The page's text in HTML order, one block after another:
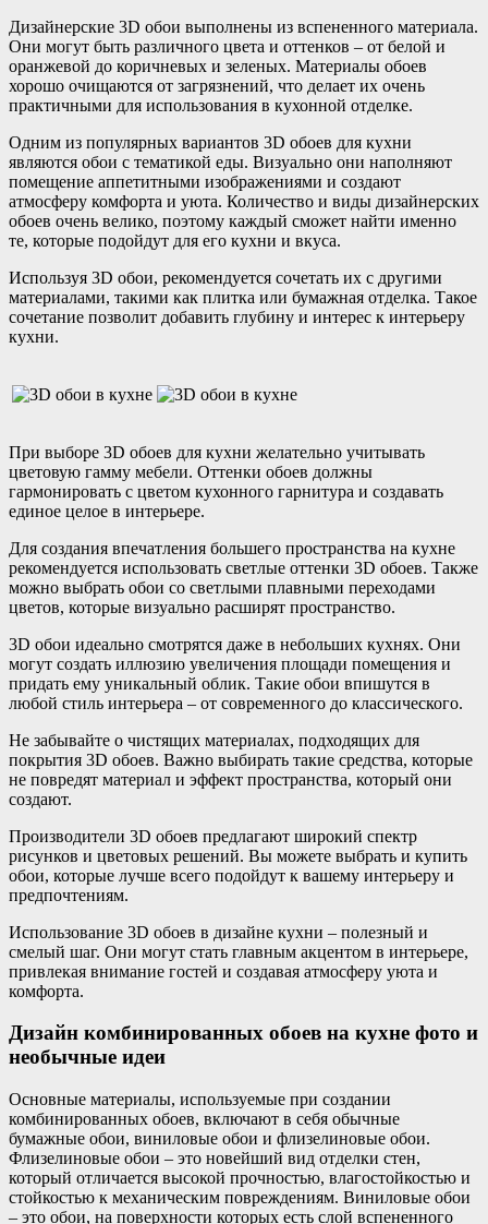
Дизайнерские 3D обои выполнены из вспененного материала.
Они могут быть различного цвета и оттенков – от белой и
оранжевой до коричневых и зеленых. Материалы обоев
хорошо очищаются от загрязнений, что делает их очень
практичными для использования в кухонной отделке.
Одним из популярных вариантов 3D обоев для кухни
являются обои с тематикой еды. Визуально они наполняют
помещение аппетитными изображениями и создают
атмосферу комфорта и уюта. Количество и виды дизайнерских
обоев очень велико, поэтому каждый сможет найти именно
те, которые подойдут для его кухни и вкуса.
Используя 3D обои, рекомендуется сочетать их с другими
материалами, такими как плитка или бумажная отделка. Такое
сочетание позволит добавить глубину и интерес к интерьеру
кухни.
При выборе 3D обоев для кухни желательно учитывать
цветовую гамму мебели. Оттенки обоев должны
гармонировать с цветом кухонного гарнитура и создавать
единое целое в интерьере.
Для создания впечатления большего пространства на кухне
рекомендуется использовать светлые оттенки 3D обоев. Также
можно выбрать обои со светлыми плавными переходами
цветов, которые визуально расширят пространство.
3D обои идеально смотрятся даже в небольших кухнях. Они
могут создать иллюзию увеличения площади помещения и
придать ему уникальный облик. Такие обои впишутся в
любой стиль интерьера – от современного до классического.
Не забывайте о чистящих материалах, подходящих для
покрытия 3D обоев. Важно выбирать такие средства, которые
не повредят материал и эффект пространства, который они
создают.
Производители 3D обоев предлагают широкий спектр
рисунков и цветовых решений. Вы можете выбрать и купить
обои, которые лучше всего подойдут к вашему интерьеру и
предпочтениям.
Использование 3D обоев в дизайне кухни – полезный и
смелый шаг. Они могут стать главным акцентом в интерьере,
привлекая внимание гостей и создавая атмосферу уюта и
комфорта.
Дизайн комбинированных обоев на кухне фото и
необычные идеи
Основные материалы, используемые при создании
комбинированных обоев, включают в себя обычные
бумажные обои, виниловые обои и флизелиновые обои.
Флизелиновые обои – это новейший вид отделки стен,
который отличается высокой прочностью, влагостойкостью и
стойкостью к механическим повреждениям. Виниловые обои
– это обои, на поверхности которых есть слой вспененного